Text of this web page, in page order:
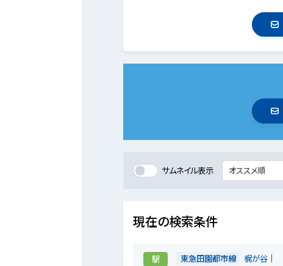
サムネイル表示
現在の検索条件
駅 東急田園都市線 梶が谷